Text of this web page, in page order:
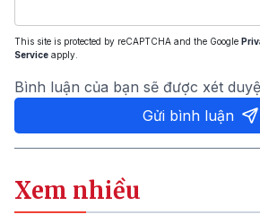
This site is protected by reCAPTCHA and the Google
Service apply.
Bình luận của bạn sẽ được xét
Gửi bình luận
Xem nhiều